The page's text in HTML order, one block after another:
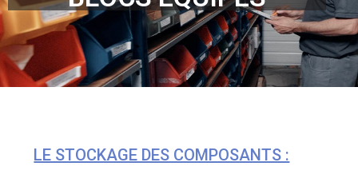
LE STOCKAGE DES COMPOSANTS :